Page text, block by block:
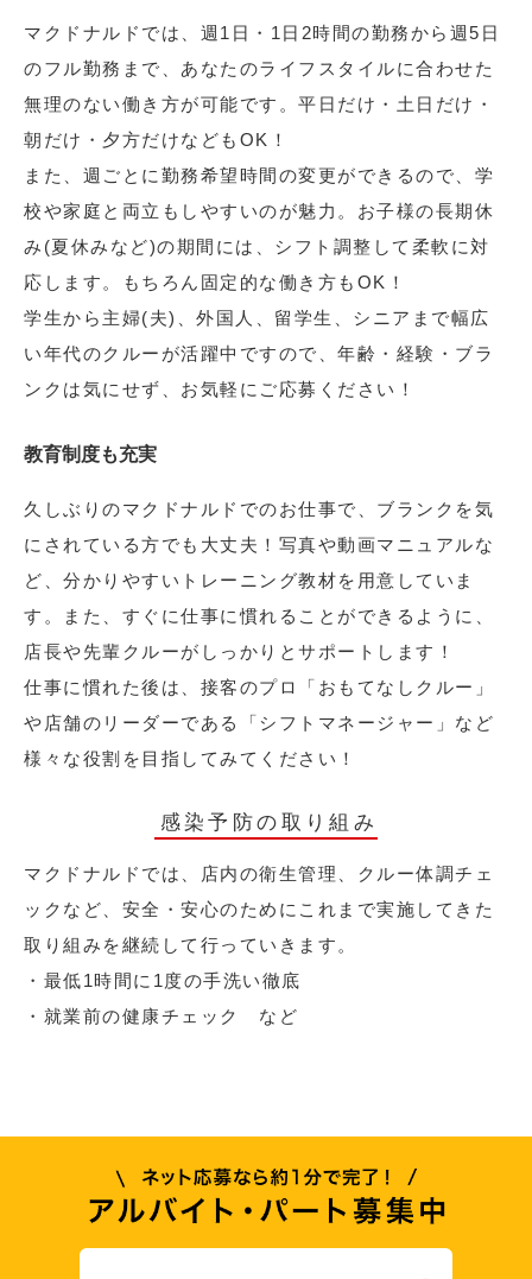
マクドナルドでは、週1日・1日2時間の勤務から週5日
のフル勤務まで、あなたのライフスタイルに合わせた
無理のない働き方が可能です。平日だけ・土日だけ・
朝だけ・夕方だけなどもOK！
また、週ごとに勤務希望時間の変更ができるので、学
校や家庭と両立もしやすいのが魅力。お子様の長期休
み(夏休みなど)の期間には、シフト調整して柔軟に対
応します。もちろん固定的な働き方もOK！
学生から主婦(夫)、外国人、留学生、シニアまで幅広
い年代のクルーが活躍中ですので、年齢・経験・ブラ
ンクは気にせず、お気軽にご応募ください！
教育制度も充実
久しぶりのマクドナルドでのお仕事で、ブランクを気
にされている方でも大丈夫！写真や動画マニュアルな
ど、分かりやすいトレーニング教材を用意していま
す。また、すぐに仕事に慣れることができるように、
店長や先輩クルーがしっかりとサポートします！
仕事に慣れた後は、接客のプロ「おもてなしクルー」
や店舗のリーダーである「シフトマネージャー」など
様々な役割を目指してみてください！
感染予防の取り組み
マクドナルドでは、店内の衛生管理、クルー体調チェ
ックなど、安全・安心のためにこれまで実施してきた
取り組みを継続して行っていきます。
・最低1時間に1度の手洗い徹底
・就業前の健康チェック など